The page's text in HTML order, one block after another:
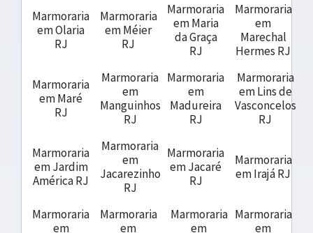
Marmoraria
em Olaria
RJ
Marmoraria
em Méier
RJ
Marmoraria
em Maria
da Graça
RJ
Marmoraria
em
Marechal
Hermes RJ
Marmoraria
em Maré
RJ
Marmoraria
em
Manguinhos
RJ
Marmoraria
em
Madureira
RJ
Marmoraria
em Lins de
Vasconcelos
RJ
Marmoraria
em Jardim
América RJ
Marmoraria
em
Jacarezinho
RJ
Marmoraria
em Jacaré
RJ
Marmoraria
em Irajá RJ
Marmoraria
em
Marmoraria
em
Marmoraria
em
Marmoraria
em